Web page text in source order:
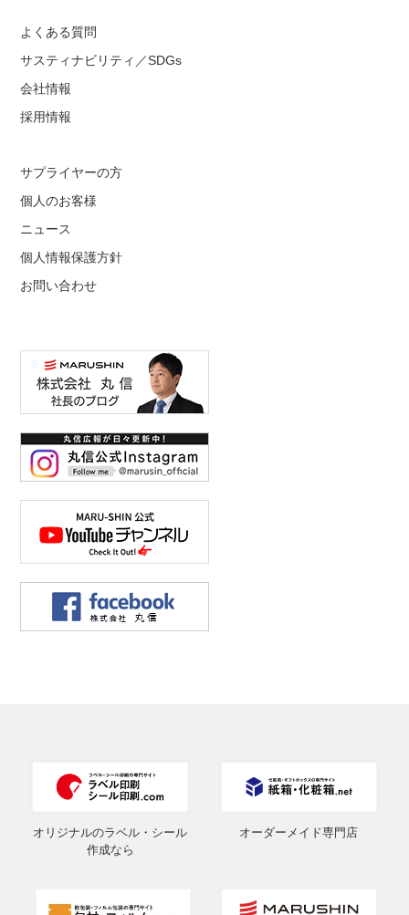
よくある質問
サスティナビリティ／SDGs
会社情報
採用情報
サプライヤーの方
個人のお客様
ニュース
個人情報保護方針
お問い合わせ
オリジナルのラベル・シール
作成なら
オーダーメイド専門店